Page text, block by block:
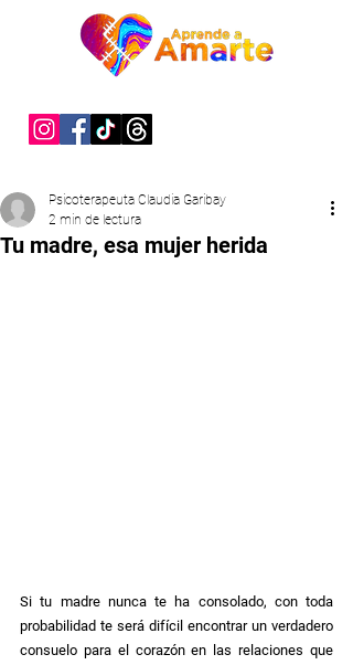
Tu madre, esa mujer herida
Psicoterapeuta Claudia Garibay
2 min de lectura
Si tu madre nunca te ha consolado, con toda
probabilidad te será difícil encontrar un verdadero
consuelo para el corazón en las relaciones que